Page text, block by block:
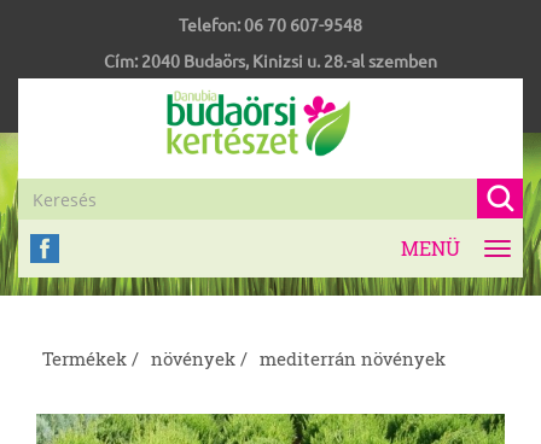
Telefon:06 70 607-9548
Cím: 2040 Budaörs, Kinizsi u. 28.-al szemben
MENÜ
Termékek / növények / mediterrán növények